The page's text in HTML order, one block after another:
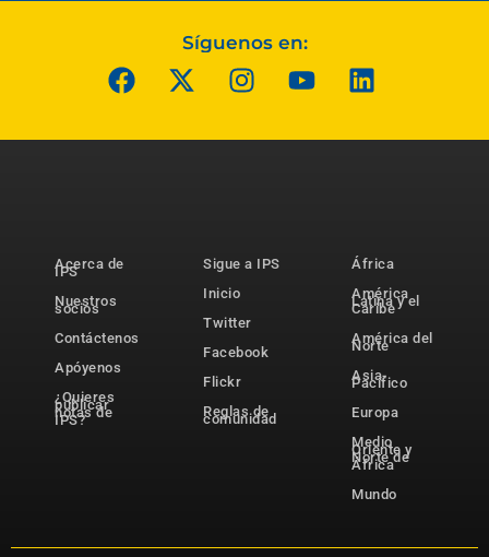
Síguenos en:
Acerca de
IPS
Nuestros
socios
Contáctenos
Apóyenos
¿Quieres
publicar
notas de
IPS?
Sigue a IPS
Inicio
Twitter
Facebook
Flickr
Reglas de
comunidad
África
América
Latina y el
Caribe
América del
Norte
Asia-
Pacífico
Europa
Medio
Oriente y
Norte de
África
Mundo